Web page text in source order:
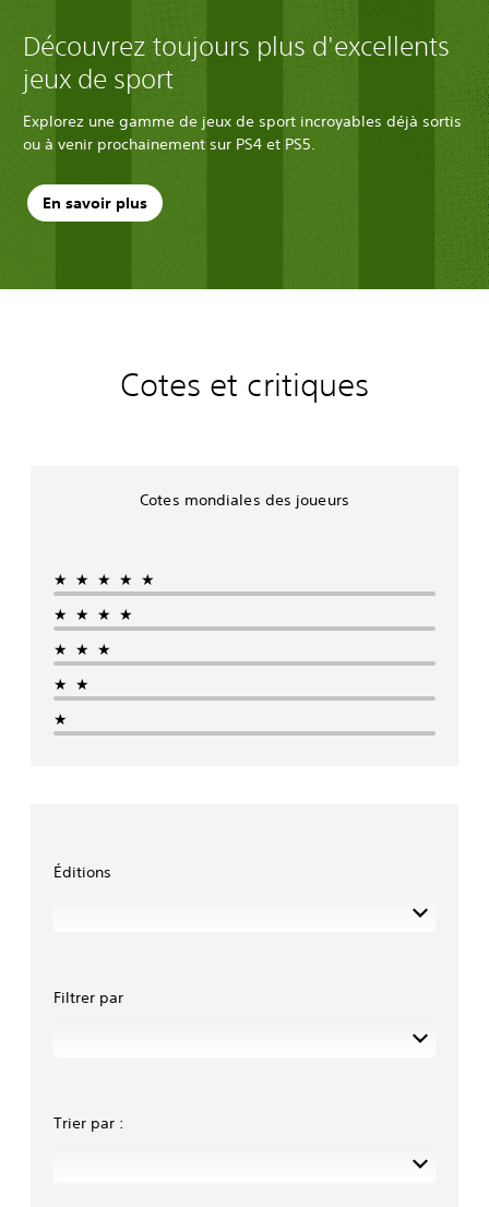
Découvrez toujours plus d'excellents
jeux de sport
Explorez une gamme de jeux de sport incroyables déjà sortis
ou à venir prochainement sur PS4 et PS5.
En savoir plus
Cotes et critiques
Cotes mondiales des joueurs
★★★★★
★★★★
★★★
★★
★
Éditions
Filtrer par
Trier par :